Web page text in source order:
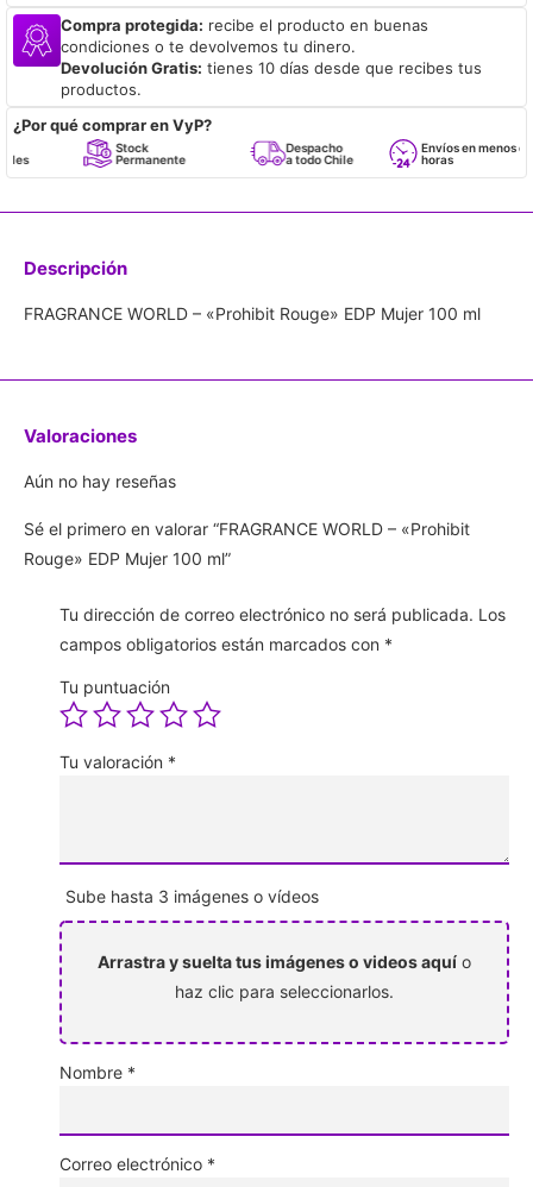
Compra protegida: recibe el producto en buenas
condiciones o te devolvemos tu dinero.
Devolución Gratis: tienes 10 días desde que recibes tus
productos.
¿Por qué comprar en VyP?
Stock
Permanente
Despacho
a todo Chile
Envíos en menos de 24
horas
Descripción
FRAGRANCE WORLD – «Prohibit Rouge» EDP Mujer 100 ml
Valoraciones
Aún no hay reseñas
Sé el primero en valorar “FRAGRANCE WORLD – «Prohibit
Rouge» EDP Mujer 100 ml”
Tu dirección de correo electrónico no será publicada. Los
campos obligatorios están marcados con *
Tu puntuación
Tu valoración *
Sube hasta 3 imágenes o vídeos
Arrastra y suelta tus imágenes o videos aquí o
haz clic para seleccionarlos.
Nombre *
Correo electrónico *